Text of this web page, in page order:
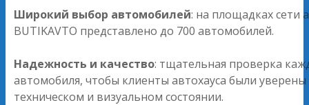
Широкий выбор автомобилей: на площадках сети
BUTIKAVTO представлено до 700 автомобилей.
Надежность и качество: тщательная проверка
автомобиля, чтобы клиенты автохауса были уверены
техническом и визуальном состоянии.